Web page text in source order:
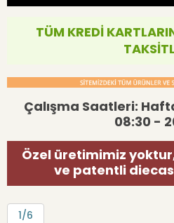
TÜM KREDİ
Çalışma Saatleri:
08:30 -
Özel üretimimiz
ve patentli
1/6